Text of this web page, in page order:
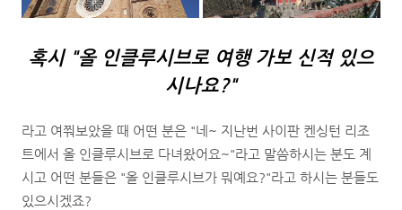
혹시 "올 인클루시브로 여행 가보 신적 있으
시나요?"
라고 여쭤보았을 때 어떤 분은 "네~ 지난번 사이판 켄싱턴 리조
트에서 올 인클루시브로 다녀왔어요~"라고 말씀하시는 분도 계
시고 어떤 분들은 "올 인클루시브가 뭐예요?"라고 하시는 분들도
있으시겠죠?